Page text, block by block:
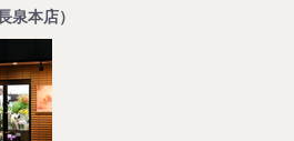
泉本店）